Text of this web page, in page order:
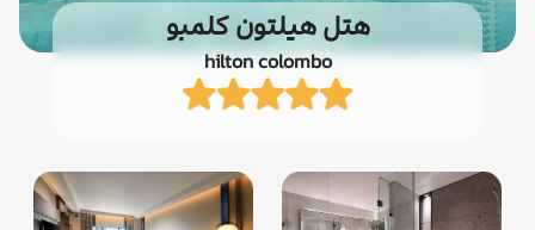
هتل هیلتون کلمبو
hilton colombo